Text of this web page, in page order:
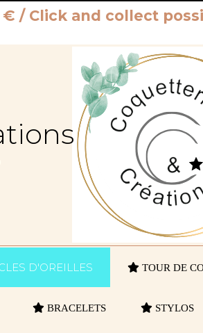
/ Click and collect
D'OREILLES TOUR DE
BRACELETS STYLOS